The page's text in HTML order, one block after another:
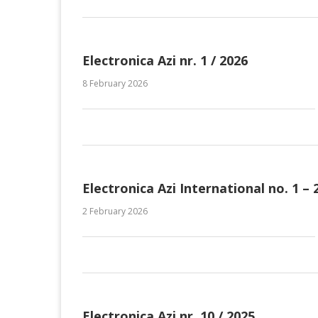
Electronica Azi nr. 1 / 2026
8 February 2026
Electronica Azi International no. 1 –
2 February 2026